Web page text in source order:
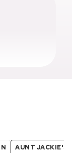
AUNT JACKIE'S